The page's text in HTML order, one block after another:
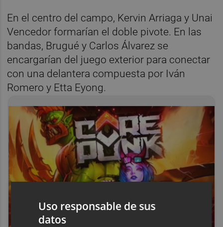
En el centro del campo, Kervin Arriaga y Unai
Vencedor formarían el doble pivote. En las
bandas, Brugué y Carlos Álvarez se
encargarían del juego exterior para conectar
con una delantera compuesta por Iván
Romero y Etta Eyong.
Uso responsable de sus
datos